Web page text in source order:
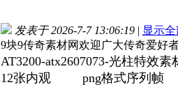
发表于 2026-7-7 13:06:19 | 显示
9块9传奇素材网欢迎广大传奇爱好
AT3200-atx2607073-光柱特效素
12张内观 png格式序列帧